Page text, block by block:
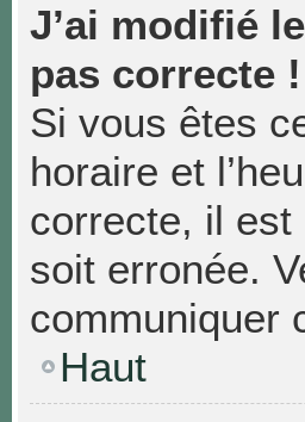
J’ai modifié
pas correcte !
Si vous êtes
horaire et
correcte, il est
soit erronée.
communiquer
Haut